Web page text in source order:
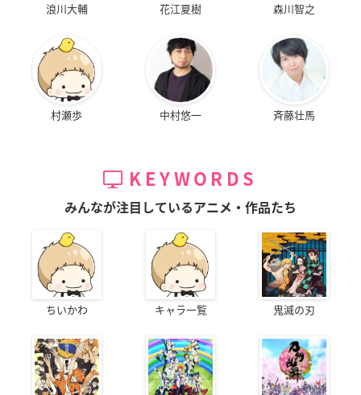
浪川大輔 花江夏樹 森川智之
村瀬歩 中村悠一 斉藤壮馬
KEYWORDS
みんなが注目しているアニメ・作品たち
ちいかわ キャラ一覧 鬼滅の刃